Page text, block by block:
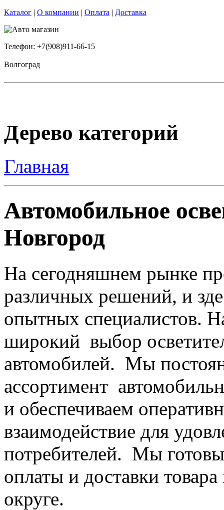
Каталог | О компании | Оплата | Доставка
Телефон: +7(908)911-66-15
Волгоград
Дерево категорий
Главная
Автомобильное
Новгород
На сегодняшнем рынке
различных решений, и
опытных специалистов.
широкий выбор
автомобилей. Мы
ассортимент
и обеспечиваем
взаимодействие для
потребителей. Мы
оплаты и доставки
округе.